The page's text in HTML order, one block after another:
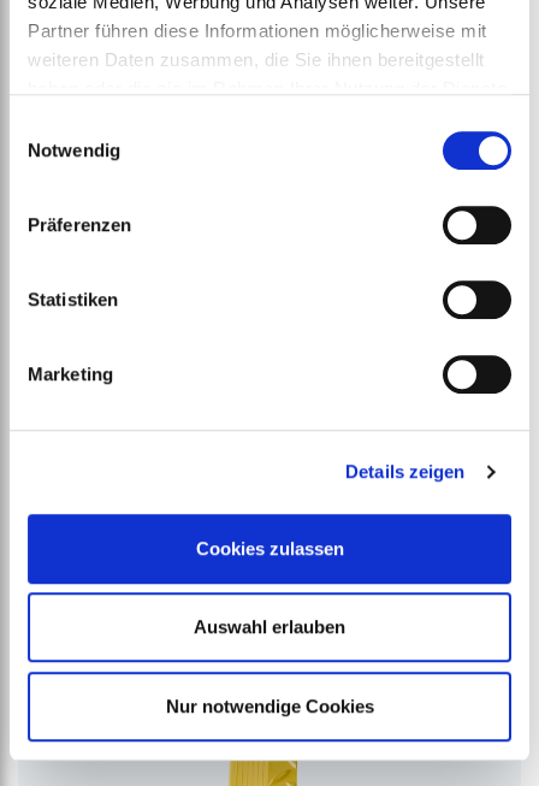
Partner führen diese Informationen möglicherweise mit
weiteren Daten zusammen, die Sie ihnen bereitgestellt
Notwendig
Präferenzen
Statistiken
Marketing
Details zeigen
Cookies zulassen
Auswahl erlauben
Nur notwendige Cookies